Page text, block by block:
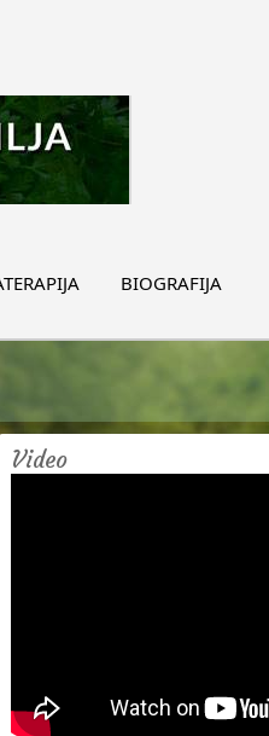
BIOGRAFIJA
Video